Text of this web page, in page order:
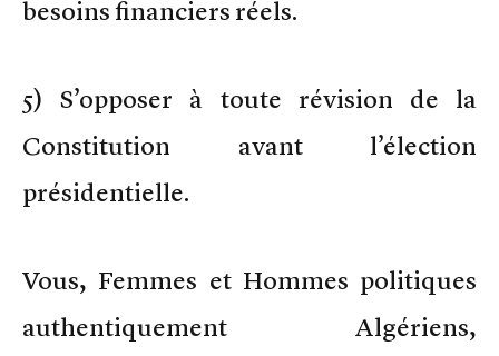
besoins financiers réels.
5) S’opposer à toute révision de la
Constitution avant l’élection
présidentielle.
Vous, Femmes et Hommes politiques
authentiquement Algériens,